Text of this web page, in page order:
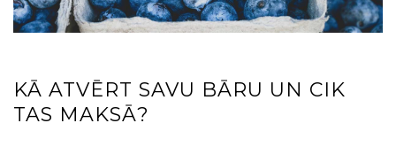
KĀ ATVĒRT SAVU BĀRU UN CIK
TAS MAKSĀ?